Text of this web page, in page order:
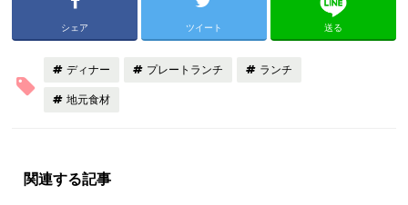
シェア ツイート 送る
ディナー プレートランチ ランチ
地元食材
関連する記事